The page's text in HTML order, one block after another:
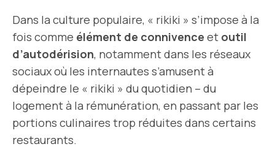
Dans la culture populaire, « rikiki » s’impose à la
fois comme élément de connivence et outil
d’autodérision, notamment dans les réseaux
sociaux où les internautes s’amusent à
dépeindre le « rikiki » du quotidien – du
logement à la rémunération, en passant par les
portions culinaires trop réduites dans certains
restaurants.